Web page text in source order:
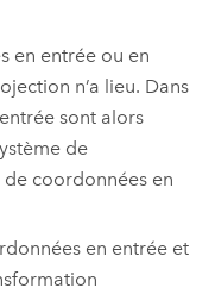
en entrée ou en
n’a lieu. Dans
sont alors
de
coordonnées en
en entrée et